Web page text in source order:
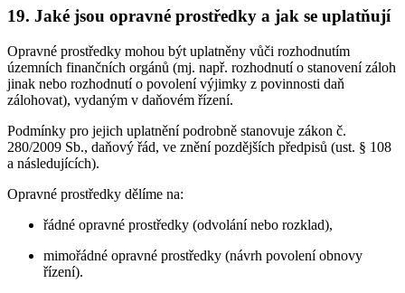
19. Jaké jsou opravné prostředky a jak se uplatňují
Opravné prostředky mohou být uplatněny vůči rozhodnutím
územních finančních orgánů (mj. např. rozhodnutí o stanovení záloh
jinak nebo rozhodnutí o povolení výjimky z povinnosti daň
zálohovat), vydaným v daňovém řízení.
Podmínky pro jejich uplatnění podrobně stanovuje zákon č.
280/2009 Sb., daňový řád, ve znění pozdějších předpisů (ust. § 108
a následujících).
Opravné prostředky dělíme na:
řádné opravné prostředky (odvolání nebo rozklad),
mimořádné opravné prostředky (návrh povolení obnovy
řízení).